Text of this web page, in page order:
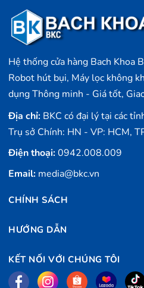
Hệ thống cửa hàng Bach Khoa
Robot hút bụi, Máy lọc không
dụng Thông minh - Giá tốt,
Địa chỉ: BKC có đại lý tại các
Trụ sở Chính: HN - VP: HCM,
Điện thoại:0942.008.009
Email: media@bkc.vn
CHÍNH SÁCH
HƯỚNG DẪN
KẾT NỐI VỚI CHÚNG TÔI